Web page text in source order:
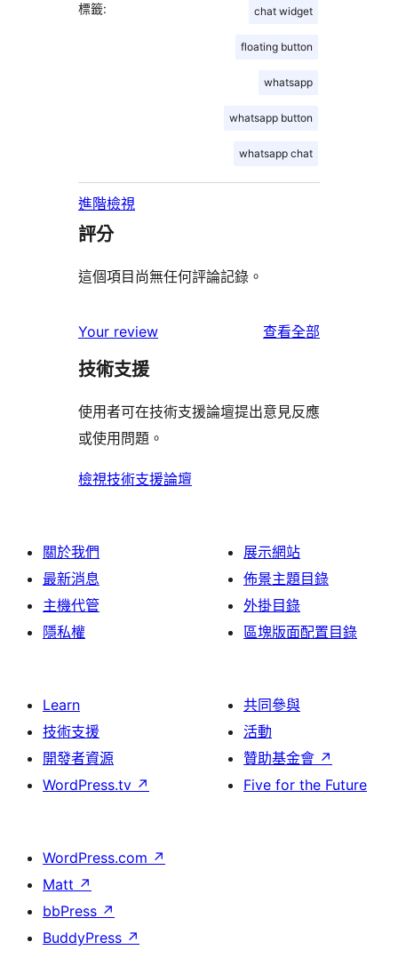
標籤: chat widget
floating button
whatsapp
whatsapp button
whatsapp chat
進階檢視
評分
這個項目尚無任何評論記錄。
Your review 查看全部
評
技術支援
使用者可在技術支援論壇提出意見反應
或使用問題。
檢視技術支援論壇
關於我們
最新消息
主機代管
隱私權
展示網站
佈景主題目錄
外掛目錄
區塊版面配置目錄
Learn
技術支援
開發者資源
WordPress.tv ↗
共同參與
活動
贊助基金會 ↗
Five for the Future
WordPress.com ↗
Matt ↗
bbPress ↗
BuddyPress ↗